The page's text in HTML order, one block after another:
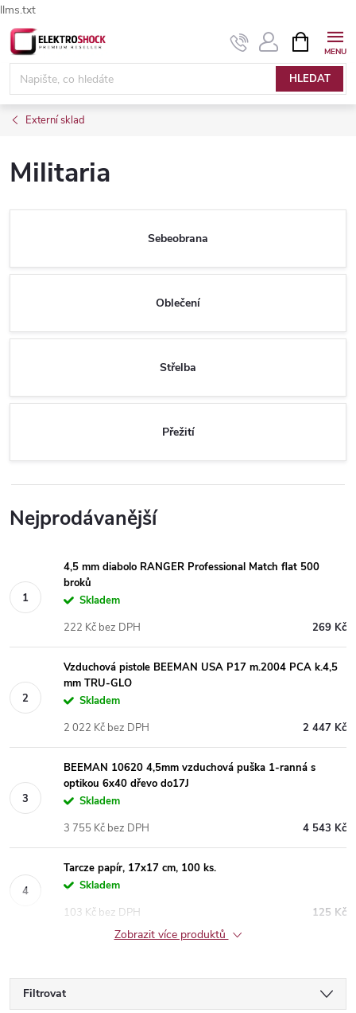
llms.txt
Přejít
na
obsah
HLEDAT
NÁKUPNÍ
KOŠÍK
Externí sklad
Militaria
Sebeobrana
Oblečení
Střelba
Přežití
Nejprodávanější
4,5 mm diabolo RANGER Professional Match flat 500
broků
Skladem
269 Kč
222 Kč bez DPH
Vzduchová pistole BEEMAN USA P17 m.2004 PCA k.4,5
mm TRU-GLO
Skladem
2 447 Kč
2 022 Kč bez DPH
BEEMAN 10620 4,5mm vzduchová puška 1-ranná s
optikou 6x40 dřevo do17J
Skladem
4 543 Kč
3 755 Kč bez DPH
Tarcze papír, 17x17 cm, 100 ks.
Skladem
125 Kč
103 Kč bez DPH
Zobrazit více produktů
Filtrovat
Elektroshock.cz - Chat